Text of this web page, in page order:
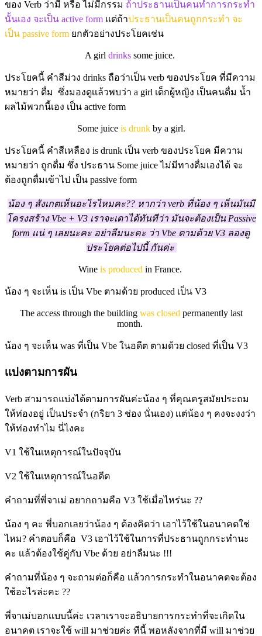
ของ Verb ว่ามี หรือ ไม่มีกรรม ถ้าประธานเป็นคนทำการกระทำ
นั้นเอง จะเป็น active form เเต่ถ้าประธานเป็นคนถูกกระทำ จะ
เป็น passive form ยกตัวอย่างประโยคเช่น
A girl drinks some juice.
ประโยคนี้ คำสีม่วง drinks ถือว่าเป็น verb ของประโยค ที่มีความ
หมายว่า ดื่ม ซึ่งมองดูเเล้วพบว่า a girl เด็กผู้หญิง เป็นคนดื่ม น้ำ
ผลไม้พวกนี้เอง เป็น active form
Some juice is drunkby a girl.
ประโยคนี้ คำสีเหลือง is drunk เป็น verb ของประโยค มีความ
หมายว่า ถูกดื่ม ซึ่ง ประธาน Some juice ไม่มีทางดื่มเองได้ จะ
ต้องถูกดื่มเข้าไป เป็น passive form
น้อง ๆ สังเกตเห็นอะไรไหมคะ?? หากว่า verb ที่น้อง ๆ เห็นมันมี
โครงสร้าง Vbe + V3 เราจะเดาได้ทันทีว่า มันจะต้องเป็น Passive
form เเน่ ๆ เลยนะคะ อย่าลืมนะคะ ว่า Vbe ตามด้วย V3 ลองดู
ประโยคต่อไปนี้ กันค่ะ
Wine is produced in France.
น้อง ๆ จะเห็น is เป็น Vbe ตามด้วย produced เป็น V3
The access through the building was closed permanently last
month.
น้อง ๆ จะเห็น was ที่เป็น Vbe ในอดีต ตามด้วย closed ที่เป็น V3
เเบ่งตามการผัน
Verb สามารถแบ่งได้ตามการผันค่ะน้อง ๆ ที่คุณครูสมัยประถม
ให้ท่องอยู่ เป็นประจำ (กริยา 3 ช่อง นั่นเอง) เเต่น้อง ๆ คงจะงงว่า
ให้ท่องทำไม นี่ไงคะ
V1 ใช้ในเหตุการณ์ในปัจจุบัน
V2 ใช้ในเหตุการณ์ในอดีต
คำถามที่พี่จาเม่ อยากถามคือ V3 ใช้เมื่อไหร่นะ ??
น้อง ๆ คะ พี่บอกเลยว่าน้อง ๆ ต้องคิดว่า เอาไว้ใช้ในอนาคตใช่
ไหม? คำตอบก็คือ V3 เอาไว้ใช้ในการที่ประธานถูกกระทำนะ
คะ เเล้วต้องใช้คู่กับ Vbe ด้วย อย่าลืมนะ !!!
คำถามที่น้อง ๆ จะถามต่อก็คือ เเล้วการกระทำในอนาคตจะต้อง
ใช้อะไรล่ะคะ ??
พี่จาเม่บอกเเบบนี้ค่ะ เวลาเราจะอธิบายการกระทำที่จะเกิดใน
อนาคต เราจะใช้ will มาช่วยค่ะ ทีนี้ พอหลังจากที่มี will มาช่วย